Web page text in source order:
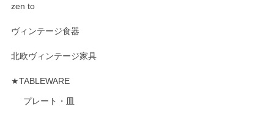
zen to
ヴィンテージ食器
北欧ヴィンテージ家具
★TABLEWARE
プレート・皿